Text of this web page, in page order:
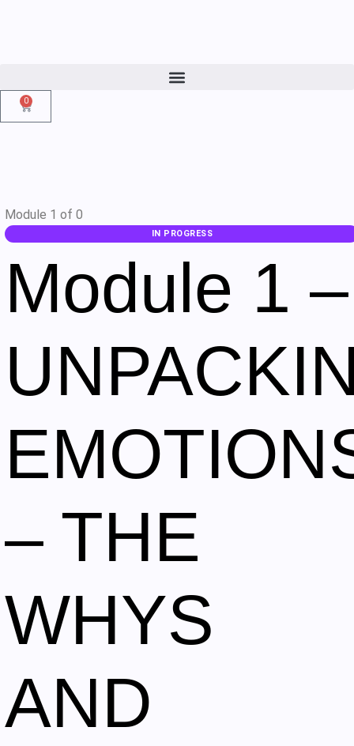
0
Module 1of 0
IN PROGRESS
Module 1 –
– THE
WHYS
AND